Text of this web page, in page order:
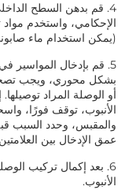
4. قم بدهن السطح
الإحكامي، واستخدم
(يمكن استخدام ماء
5. قم بإدخال المواسير
بشكل محوري، ويجب
أو الوصلة المراد
الأنبوب، توقف فورًا،
والمقبس، وحدد السبب
عمق الإدخال بين
6. بعد إكمال تركيب
الأنبوب.